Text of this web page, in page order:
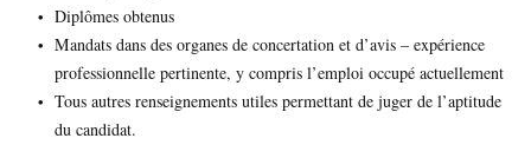
Diplômes obtenus
Mandats dans des organes de concertation et d’avis – expérience
professionnelle pertinente, y compris l’emploi occupé actuellement
Tous autres renseignements utiles permettant de juger de l’aptitude
du candidat.